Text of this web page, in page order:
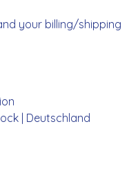
your billing/shipping
| Deutschland